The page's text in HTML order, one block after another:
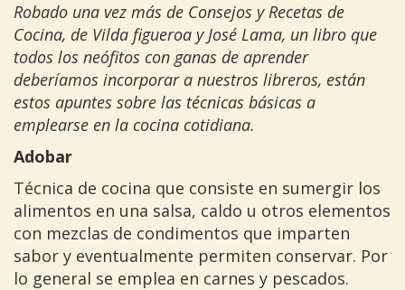
Robado una vez más de Consejos y Recetas de
Cocina, de Vilda figueroa y José Lama, un libro que
todos los neófitos con ganas de aprender
deberíamos incorporar a nuestros libreros, están
estos apuntes sobre las técnicas básicas a
emplearse en la cocina cotidiana.
Adobar
Técnica de cocina que consiste en sumergir los
alimentos en una salsa, caldo u otros elementos
con mezclas de condimentos que imparten
sabor y eventualmente permiten conservar. Por
lo general se emplea en carnes y pescados.